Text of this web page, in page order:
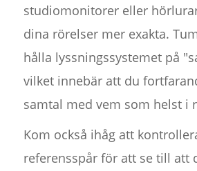
studiomonitorer eller
dina rörelser mer exakta.
hålla lyssningssystemet på
vilket innebär att du
samtal med vem som helst i
Kom också ihåg att
referensspår för att se till att